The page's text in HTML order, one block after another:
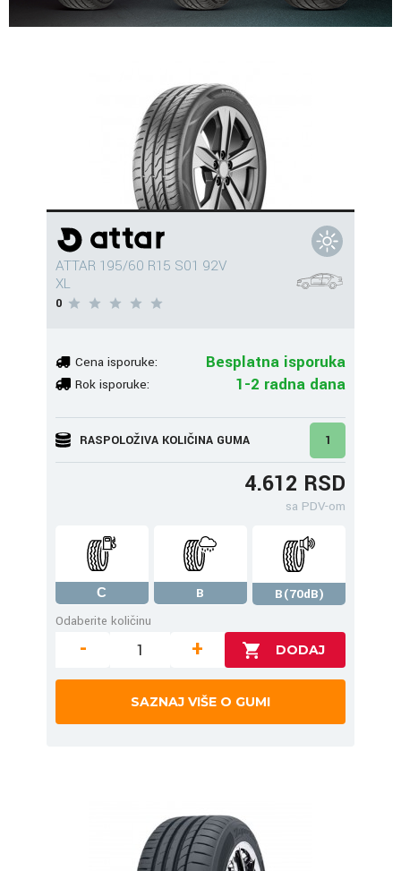
ATTAR 195/60 R15 S01 92V
XL
0
Cena isporuke: Besplatna isporuka
Rok isporuke: 1-2 radna dana
RASPOLOŽIVA KOLIČINA GUMA 1
4.612 RSD
sa PDV-om
С B
B(70dB)
Odaberite količinu
- +
SAZNAJ VIŠE O GUMI